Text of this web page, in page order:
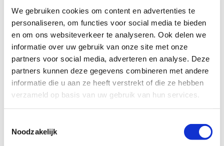
We gebruiken cookies om content en advertenties te
personaliseren, om functies voor social media te bieden
en om ons websiteverkeer te analyseren. Ook delen we
informatie over uw gebruik van onze site met onze
partners voor social media, adverteren en analyse. Deze
partners kunnen deze gegevens combineren met andere
informatie die u aan ze heeft verstrekt of die ze hebben
verzameld op basis van uw gebruik van hun services.
Noodzakelijk